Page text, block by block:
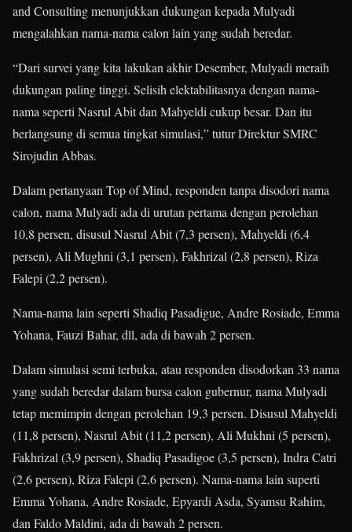
and Consulting menunjukkan dukungan kepada Mulyadi
mengalahkan nama-nama calon lain yang sudah beredar.
“Dari survei yang kita lakukan akhir Desember, Mulyadi meraih
dukungan paling tinggi. Selisih elektabilitasnya dengan nama-
nama seperti Nasrul Abit dan Mahyeldi cukup besar. Dan itu
berlangsung di semua tingkat simulasi,” tutur Direktur SMRC
Sirojudin Abbas.
Dalam pertanyaan Top of Mind, responden tanpa disodori nama
calon, nama Mulyadi ada di urutan pertama dengan perolehan
10,8 persen, disusul Nasrul Abit (7,3 persen), Mahyeldi (6,4
persen), Ali Mughni (3,1 persen), Fakhrizal (2,8 persen), Riza
Falepi (2,2 persen).
Nama-nama lain seperti Shadiq Pasadigue, Andre Rosiade, Emma
Yohana, Fauzi Bahar, dll, ada di bawah 2 persen.
Dalam simulasi semi terbuka, atau responden disodorkan 33 nama
yang sudah beredar dalam bursa calon gubernur, nama Mulyadi
tetap memimpin dengan perolehan 19,3 persen. Disusul Mahyeldi
(11,8 persen), Nasrul Abit (11,2 persen), Ali Mukhni (5 persen),
Fakhrizal (3,9 persen), Shadiq Pasadigoe (3,5 persen), Indra Catri
(2,6 persen), Riza Falepi (2,6 persen). Nama-nama lain superti
Emma Yohana, Andre Rosiade, Epyardi Asda, Syamsu Rahim,
dan Faldo Maldini, ada di bawah 2 persen.